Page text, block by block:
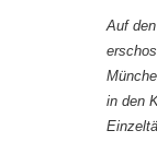
Auf
in den